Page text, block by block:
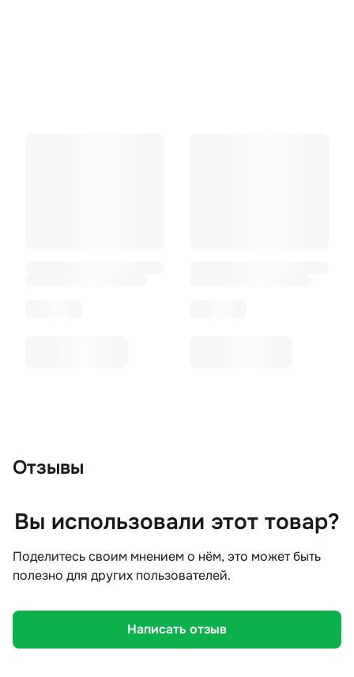
Отзывы
Вы использовали этот товар?
Поделитесь своим мнением о нём, это может быть
полезно для других пользователей.
Написать отзыв